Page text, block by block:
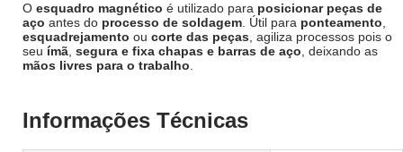
O esquadro magnético é utilizado para posicionar peças de
aço antes do processo de soldagem . Útil para ponteamento
esquadrejamento ou corte das peças , agiliza processos pois o
seu ímã segura e fixa chapas e barras de aço , deixando as
mãos livres para o trabalho
Informações Técnicas